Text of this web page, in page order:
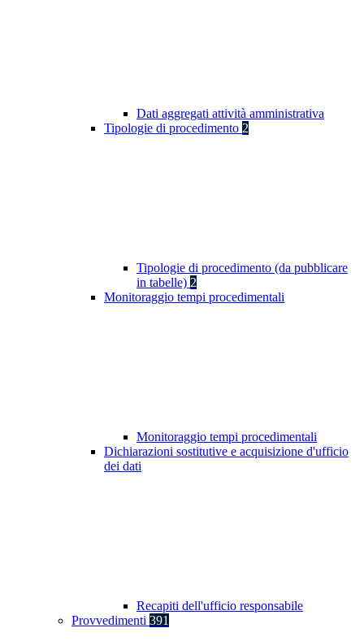
Dati aggregati attività amministrativa
Tipologie di procedimento 2
Tipologie di procedimento (da pubblicare
in tabelle) 2
Monitoraggio tempi procedimentali
Monitoraggio tempi procedimentali
Dichiarazioni sostitutive e acquisizione d'ufficio
dei dati
Recapiti dell'ufficio responsabile
Provvedimenti 391